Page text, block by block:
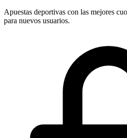
Apuestas deportivas con las mejores
para nuevos usuarios.